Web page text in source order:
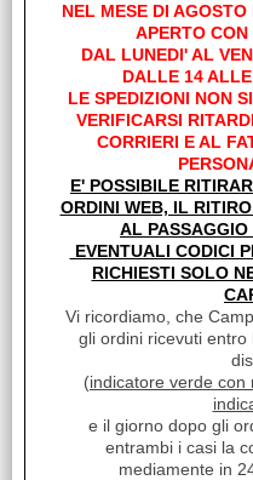
NEL MESE DI
APERTO
DAL LUNEDI' AL
DALLE 14
LE SPEDIZIONI NON
VERIFICARSI
CORRIERI E AL
E' POSSIBILE
ORDINI WEB, IL
AL
EVENTUALI CODICI
RICHIESTI SOLO
Vi ricordiamo, che
gli ordini ricevuti
(indicatore verde con
e il giorno dopo gli
entrambi i casi la
mediamente in